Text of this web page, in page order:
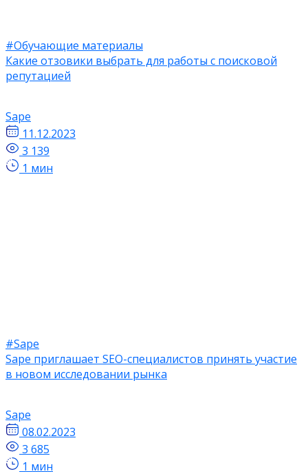
#Обучающие материалы
Какие отзовики выбрать для работы с поисковой
репутацией
Sape
11.12.2023
3 139
1 мин
#Sape
Sape приглашает SEO-специалистов принять участие
в новом исследовании рынка
Sape
08.02.2023
3 685
1 мин